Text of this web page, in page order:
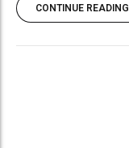
CONTINUE READING